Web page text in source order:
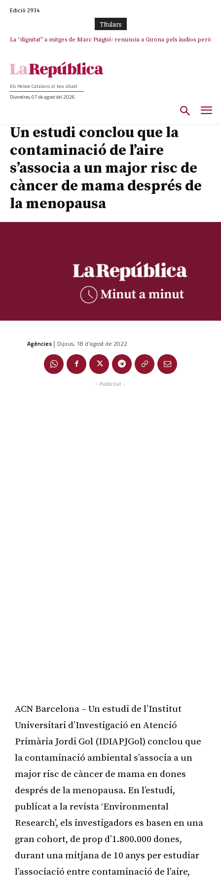
Edició 2934
TItulars
La “dignitat” a mitges de Marc Puigtió: renuncia a Girona pels àudios però
Junts exigeix que Catalunya quedi “fora” del repartiment dels menors
Els Països Catalans al teu abast
Divendres, 07 de agost del 2026
Un estudi conclou que la
contaminació de l’aire
s’associa a un major risc de
càncer de mama després de
la menopausa
Agències | Dijous, 18 d'agost de 2022
- Publicitat -
ACN Barcelona – Un estudi de l’Institut
Universitari d’Investigació en Atenció
Primària Jordi Gol (IDIAPJGol) conclou que
la contaminació ambiental s’associa a un
major risc de càncer de mama en dones
després de la menopausa. En l’estudi,
publicat a la revista ‘Environmental
Research’, els investigadors es basen en una
gran cohort, de prop d’1.800.000 dones,
durant una mitjana de 10 anys per estudiar
l’associació entre contaminació de l’aire,